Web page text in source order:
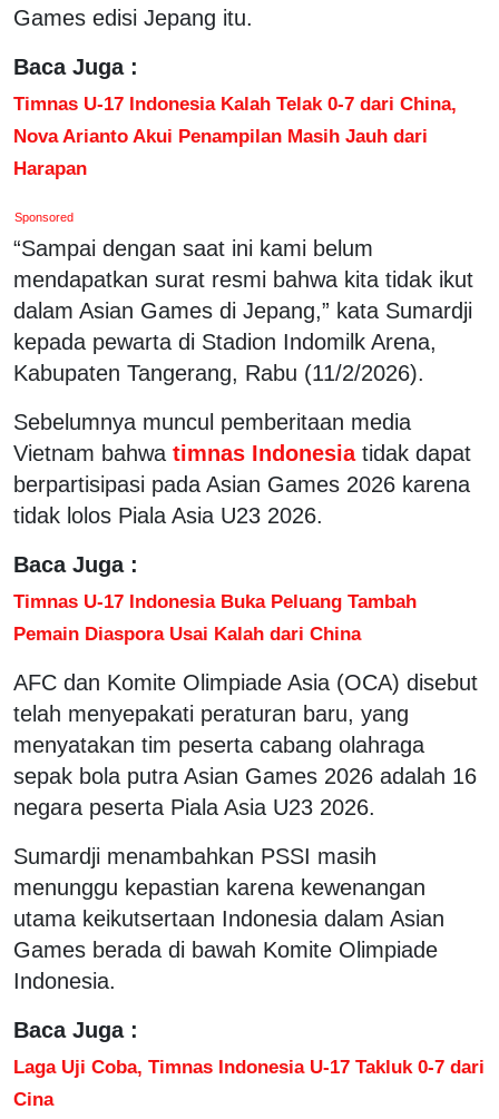
Games edisi Jepang itu.
Baca Juga :
Timnas U-17 Indonesia Kalah Telak 0-7 dari China,
Nova Arianto Akui Penampilan Masih Jauh dari
Harapan
Sponsored
“Sampai dengan saat ini kami belum
mendapatkan surat resmi bahwa kita tidak ikut
dalam Asian Games di Jepang,” kata Sumardji
kepada pewarta di Stadion Indomilk Arena,
Kabupaten Tangerang, Rabu (11/2/2026).
Sebelumnya muncul pemberitaan media
Vietnam bahwa timnas Indonesia tidak dapat
berpartisipasi pada Asian Games 2026 karena
tidak lolos Piala Asia U23 2026.
Baca Juga :
Timnas U-17 Indonesia Buka Peluang Tambah
Pemain Diaspora Usai Kalah dari China
AFC dan Komite Olimpiade Asia (OCA) disebut
telah menyepakati peraturan baru, yang
menyatakan tim peserta cabang olahraga
sepak bola putra Asian Games 2026 adalah 16
negara peserta Piala Asia U23 2026.
Sumardji menambahkan PSSI masih
menunggu kepastian karena kewenangan
utama keikutsertaan Indonesia dalam Asian
Games berada di bawah Komite Olimpiade
Indonesia.
Baca Juga :
Laga Uji Coba, Timnas Indonesia U-17 Takluk 0-7 dari
Cina